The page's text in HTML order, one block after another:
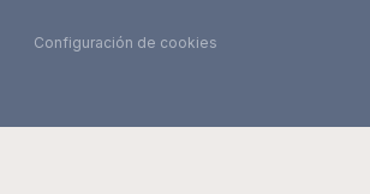
Configuración de cookies